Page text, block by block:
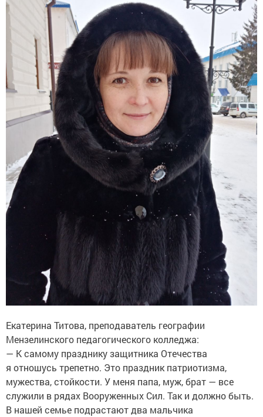
Екатерина Титова, преподаватель географии
Мензелинского педагогического колледжа:
— К самому празднику защитника Отечества
я отношусь трепетно. Это праздник патриотизма,
мужества, стойкости. У меня папа, муж, брат — все
служили в рядах Вооруженных Сил. Так и должно быть.
В нашей семье подрастают два мальчика